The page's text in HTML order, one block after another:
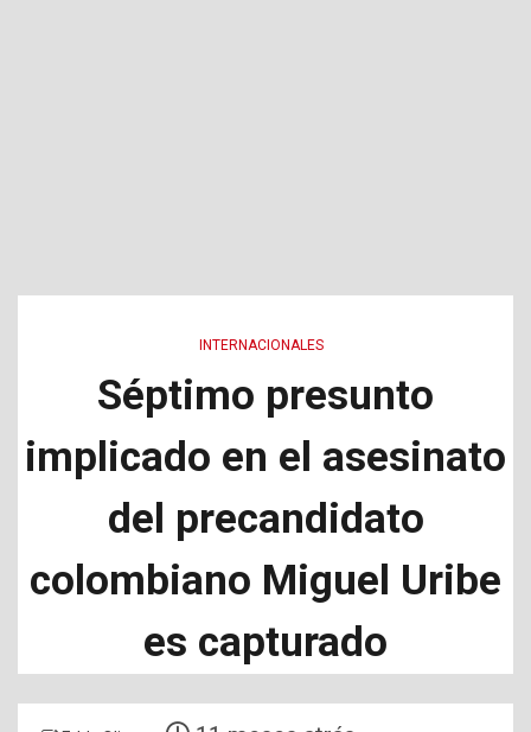
INTERNACIONALES
Séptimo presunto
implicado en el asesinato
del precandidato
colombiano Miguel Uribe
es capturado